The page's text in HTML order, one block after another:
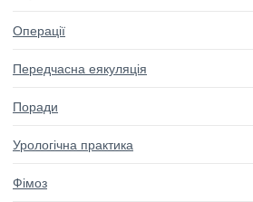
Операції
Передчасна еякуляція
Поради
Урологічна практика
Фімоз